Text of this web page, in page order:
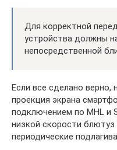
Для корректной
устройства должны
непосредственной
Если все сделано верно,
проекция экрана
подключением по MHL и
низкой скорости блютуз
периодические